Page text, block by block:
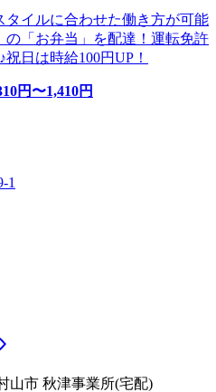
イルに合わせた働き方が可能
「お弁当」を配達！運転免許
日は時給100円UP！
円〜1,410円
1
山市 秋津事業所(宅配)